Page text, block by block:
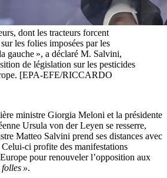
dont les tracteurs forcent
les folies imposées par les
gauche », a déclaré M. Salvini,
de législation sur les pesticides
[EPA-EFE/RICCARDO
ministre Giorgia Meloni et la présidente
Ursula von der Leyen se resserre,
Matteo Salvini prend ses distances avec
Celui-ci profite des manifestations
pour renouveler l’opposition aux
folles ».